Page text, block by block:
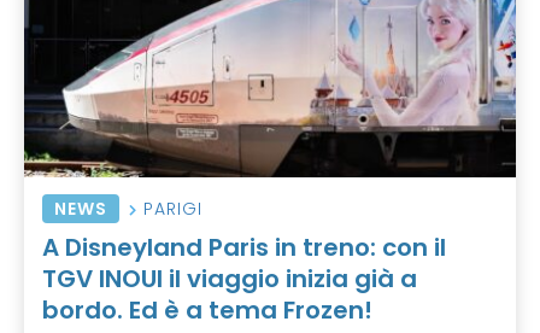
NEWS PARIGI
A Disneyland Paris in treno: con il
TGV INOUI il viaggio inizia già a
bordo. Ed è a tema Frozen!